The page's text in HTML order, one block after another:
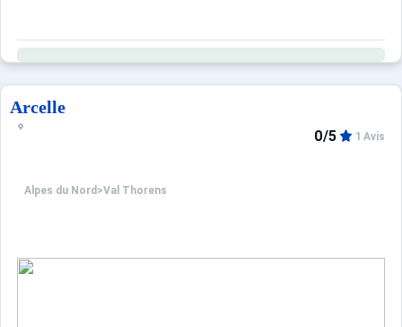
Arcelle
Alpes du Nord >Val Thorens
0/5 1 Avis